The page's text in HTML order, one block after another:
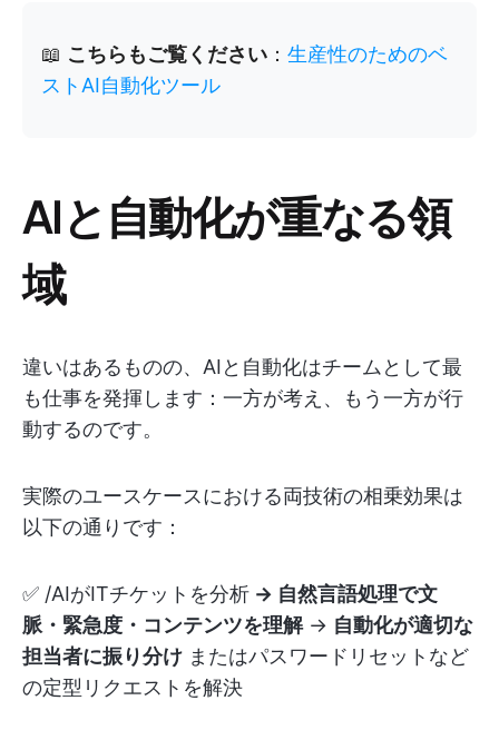
📖 こちらもご覧ください ： 生産性のためのベ
ストAI自動化ツール
AIと自動化が重なる領
域
違いはあるものの、AIと自動化はチームとして最
も仕事を発揮します：一方が考え、もう一方が行
動するのです。
実際のユースケースにおける両技術の相乗効果は
以下の通りです：
✅ /AIがITチケットを分析 → 自然言語処理で文
脈・緊急度・コンテンツを理解→ 自動化が適切な
担当者に振り分け またはパスワードリセットなど
の定型リクエストを解決